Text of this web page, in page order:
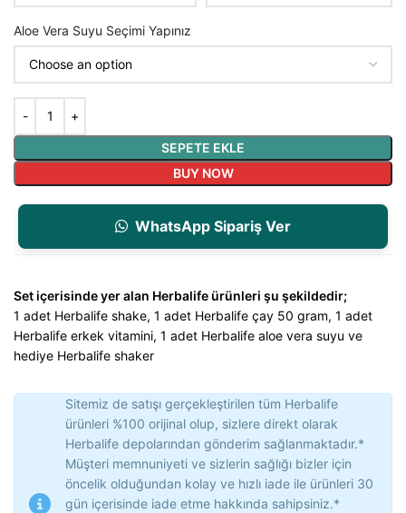
Aloe Vera Suyu Seçimi Yapınız
SEPETE EKLE
BUY NOW
WhatsApp Sipariş Ver
Set içerisinde yer alan Herbalife ürünleri şu şekildedir;
1 adet Herbalife shake, 1 adet Herbalife çay 50 gram, 1 adet
Herbalife erkek vitamini, 1 adet Herbalife aloe vera suyu ve
hediye Herbalife shaker
Sitemiz de satışı gerçekleştirilen tüm Herbalife
ürünleri %100 orijinal olup, sizlere direkt olarak
Herbalife depolarından gönderim sağlanmaktadır.*
Müşteri memnuniyeti ve sizlerin sağlığı bizler için
öncelik olduğundan kolay ve hızlı iade ile ürünleri 30
gün içerisinde iade etme hakkında sahipsiniz.*